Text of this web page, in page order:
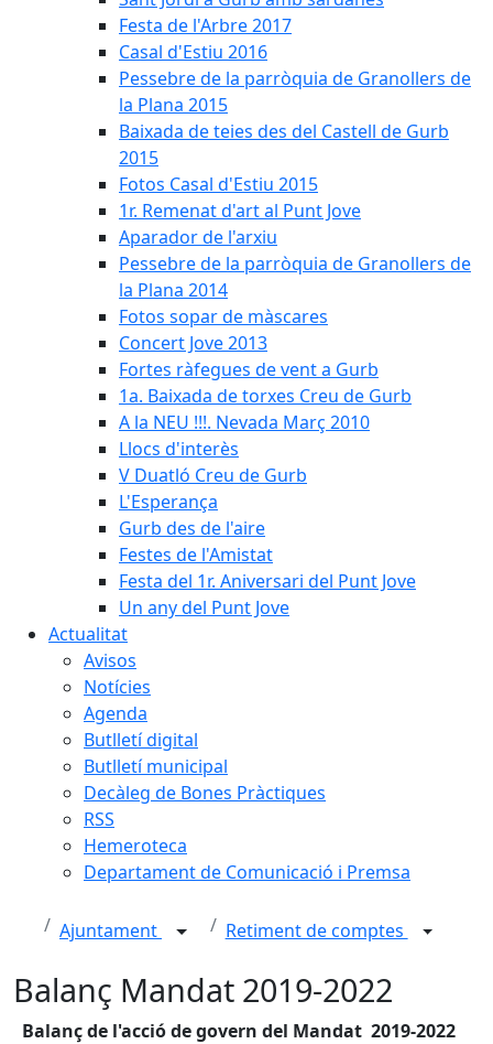
Festa de l'Arbre 2017
Casal d'Estiu 2016
Pessebre de la parròquia de Granollers de
la Plana 2015
Baixada de teies des del Castell de Gurb
2015
Fotos Casal d'Estiu 2015
1r. Remenat d'art al Punt Jove
Aparador de l'arxiu
Pessebre de la parròquia de Granollers de
la Plana 2014
Fotos sopar de màscares
Concert Jove 2013
Fortes ràfegues de vent a Gurb
1a. Baixada de torxes Creu de Gurb
A la NEU !!!. Nevada Març 2010
Llocs d'interès
V Duatló Creu de Gurb
L'Esperança
Gurb des de l'aire
Festes de l'Amistat
Festa del 1r. Aniversari del Punt Jove
Un any del Punt Jove
Actualitat
Avisos
Notícies
Agenda
Butlletí digital
Butlletí municipal
Decàleg de Bones Pràctiques
RSS
Hemeroteca
Departament de Comunicació i Premsa
Ajuntament Retiment de comptes
Balanç Mandat 2019-2022
Balanç de l'acció de govern del Mandat 2019-2022